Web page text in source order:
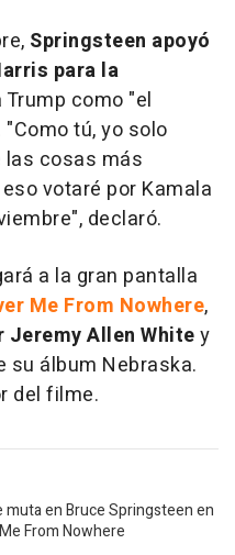
Springsteen apoyó
para la
como "el
tú, yo solo
las cosas más
votaré por Kamala
declaró.
a la gran pantalla
Me From Nowhere,
Jeremy Allen Whitey
su álbum Nebraska.
del filme.
en Bruce Springsteen en
From Nowhere